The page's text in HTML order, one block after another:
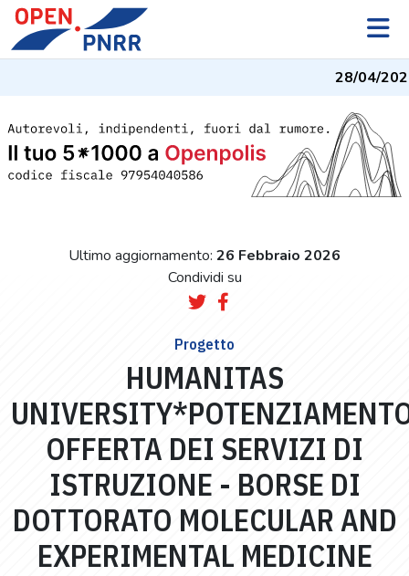
28/04/2026
Ultimo aggiornamento: 26 Febbraio 2026
Condividi su
Progetto
HUMANITAS
OFFERTA DEI SERVIZI DI
ISTRUZIONE - BORSE DI
DOTTORATO MOLECULAR AND
EXPERIMENTAL MEDICINE